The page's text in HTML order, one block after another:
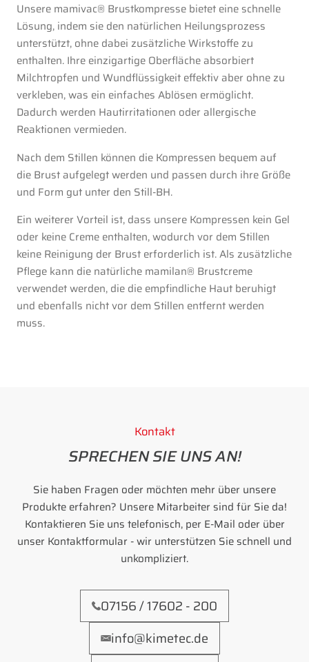
Unsere mamivac® Brustkompresse bietet eine schnelle
Lösung, indem sie den natürlichen Heilungsprozess
unterstützt, ohne dabei zusätzliche Wirkstoffe zu
enthalten. Ihre einzigartige Oberfläche absorbiert
Milchtropfen und Wundflüssigkeit effektiv aber ohne zu
verkleben, was ein einfaches Ablösen ermöglicht.
Dadurch werden Hautirritationen oder allergische
Reaktionen vermieden.
Nach dem Stillen können die Kompressen bequem auf
die Brust aufgelegt werden und passen durch ihre Größe
und Form gut unter den Still-BH.
Ein weiterer Vorteil ist, dass unsere Kompressen kein Gel
oder keine Creme enthalten, wodurch vor dem Stillen
keine Reinigung der Brust erforderlich ist. Als zusätzliche
Pflege kann die natürliche mamilan® Brustcreme
verwendet werden, die die empfindliche Haut beruhigt
und ebenfalls nicht vor dem Stillen entfernt werden
muss.
Kontakt
SPRECHEN SIE UNS AN!
Sie haben Fragen oder möchten mehr über unsere
Produkte erfahren? Unsere Mitarbeiter sind für Sie da!
Kontaktieren Sie uns telefonisch, per E-Mail oder über
unser Kontaktformular - wir unterstützen Sie schnell und
unkompliziert.
07156 / 17602 - 200
info@kimetec.de